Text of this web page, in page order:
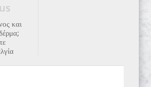
και